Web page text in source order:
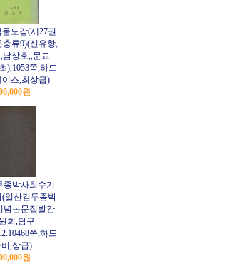
도감(제27권
충류9)(신유항,
남상호,,문교
),1053쪽,하드
이스,최상급)
원
종박사희수기
(일산김두종박
념논문집발간
회,탐구
쪽,하드
,상급)
원